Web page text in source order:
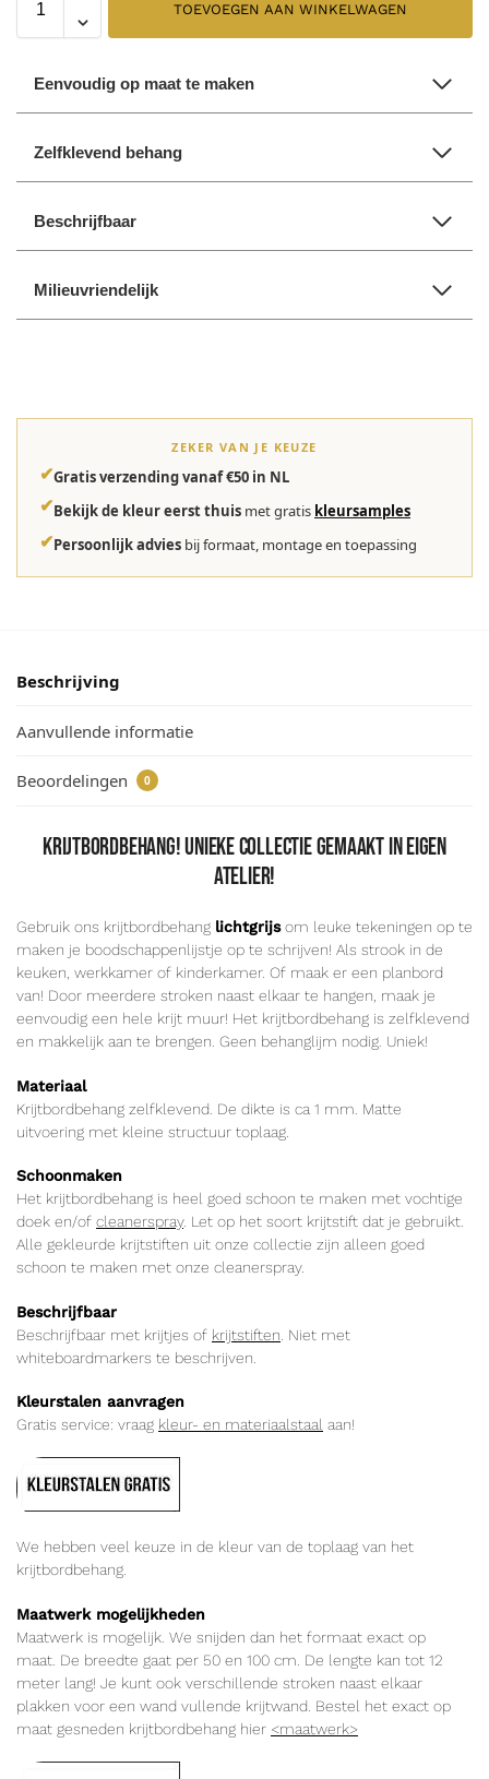
TOEVOEGEN AAN WINKELWAGEN
Eenvoudig op maat te maken
Zelfklevend behang
Beschrijfbaar
Milieuvriendelijk
ZEKER VAN JE KEUZE
✔Gratis verzending vanaf €50 in NL
✔Bekijk de kleur eerst thuis met gratis kleursamples
✔Persoonlijk advies bij formaat, montage en toepassing
Beschrijving
Aanvullende informatie
Beoordelingen 0
Krijtbordbehang! Unieke collectie gemaakt in eigen
atelier!
Gebruik ons krijtbordbehang lichtgrijsom leuke tekeningen op te
maken je boodschappenlijstje op te schrijven! Als strook in de
keuken, werkkamer of kinderkamer. Of maak er een planbord
van! Door meerdere stroken naast elkaar te hangen, maak je
eenvoudig een hele krijt muur! Het krijtbordbehang is zelfklevend
en makkelijk aan te brengen. Geen behanglijm nodig. Uniek!
Materiaal
Krijtbordbehang zelfklevend. De dikte is ca 1 mm. Matte
uitvoering met kleine structuur toplaag.
Schoonmaken
Het krijtbordbehang is heel goed schoon te maken met vochtige
doek en/of cleanerspray. Let op het soort krijtstift dat je gebruikt.
Alle gekleurde krijtstiften uit onze collectie zijn alleen goed
schoon te maken met onze cleanerspray.
Beschrijfbaar
Beschrijfbaar met krijtjes of krijtstiften . Niet met
whiteboardmarkers te beschrijven.
Kleurstalen aanvragen
Gratis service: vraag kleur- en materiaalstaal aan!
We hebben veel keuze in de kleur van de toplaag van het
krijtbordbehang.
Maatwerk mogelijkheden
Maatwerk is mogelijk. We snijden dan het formaat exact op
maat. De breedte gaat per 50 en 100 cm. De lengte kan tot 12
meter lang! Je kunt ook verschillende stroken naast elkaar
plakken voor een wand vullende krijtwand. Bestel het exact op
maat gesneden krijtbordbehang hier <maatwerk>